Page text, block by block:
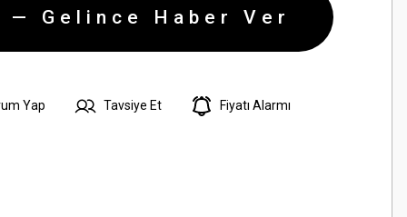
— Gelince Haber Ver
Yap Tavsiye Et Fiyatı Alarmı